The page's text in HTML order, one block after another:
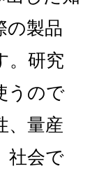
の製品
。研究
うので
、量産
社会で